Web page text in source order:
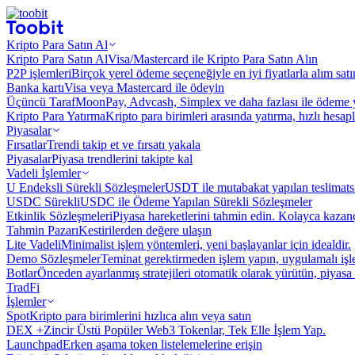
Kripto Para Satın Al
Kripto Para Satın AlVisa/Mastercard ile Kripto Para Satın Alın
P2P işlemleriBirçok yerel ödeme seçeneğiyle en iyi fiyatlarla alım
Banka kartıVisa veya Mastercard ile ödeyin
Üçüncü TarafMoonPay, Advcash, Simplex ve daha fazlası ile ödeme
Kripto Para YatırmaKripto para birimleri arasında yatırma, hızlı
Piyasalar
FırsatlarTrendi takip et ve fırsatı yakala
PiyasalarPiyasa trendlerini takipte kal
Vadeli İşlemler
U Endeksli Sürekli SözleşmelerUSDT ile mutabakat yapılan
USDC SürekliUSDC ile Ödeme Yapılan Sürekli Sözleşmeler
Etkinlik SözleşmeleriPiyasa hareketlerini tahmin edin. Kolayca
Tahmin PazarıKestirilerden değere ulaşın
Lite VadeliMinimalist işlem yöntemleri, yeni başlayanlar için idealdir.
Demo SözleşmelerTeminat gerektirmeden işlem yapın, uygulamalı
BotlarÖnceden ayarlanmış stratejileri otomatik olarak yürütün, piyasa
TradFi
İşlemler
SpotKripto para birimlerini hızlıca alın veya satın
DEX +Zincir Üstü Popüler Web3 Tokenlar, Tek Elle İşlem Yap.
LaunchpadErken aşama token listelemelerine erişin